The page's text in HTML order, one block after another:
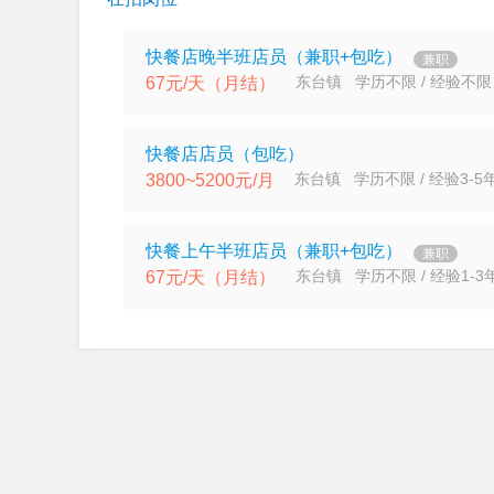
快餐店晚半班店员（兼职+包吃） 兼职
67元/天（月结） 东台镇 学历不限 / 经验不限
快餐店店员（包吃）
3800~5200元/月 东台镇 学历不限 / 经验3-5
快餐上午半班店员（兼职+包吃） 兼职
67元/天（月结） 东台镇 学历不限 / 经验1-3